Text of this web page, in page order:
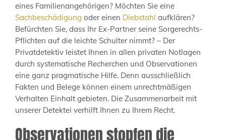
eines Familienangehörigen? Möchten Sie eine
Sachbeschädigung oder einen Diebstahl aufklären?
Befürchten Sie, dass Ihr Ex-Partner seine Sorgerechts-
Pflichten auf die leichte Schulter nimmt? – Der
Privatdetektiv leistet Ihnen in allen privaten Notlagen
durch systematische Recherchen und Observationen
eine ganz pragmatische Hilfe. Denn ausschließlich
Fakten und Belege können einem unrechtmäßigen
Verhalten Einhalt gebieten. Die Zusammenarbeit mit
unserer Detektei verhilft Ihnen zu Ihrem Recht.
Observationen stopfen die